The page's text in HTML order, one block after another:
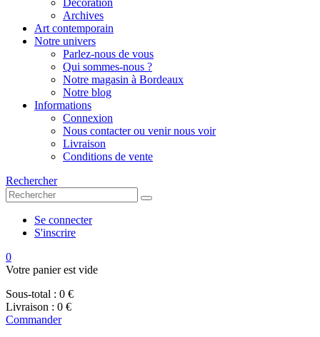
Décoration
Archives
Art contemporain
Notre univers
Parlez-nous de vous
Qui sommes-nous ?
Notre magasin à Bordeaux
Notre blog
Informations
Connexion
Nous contacter ou venir nous voir
Livraison
Conditions de vente
Rechercher
Se connecter
S'inscrire
0
Votre panier est vide
Sous-total : 0 €
Livraison : 0 €
Commander